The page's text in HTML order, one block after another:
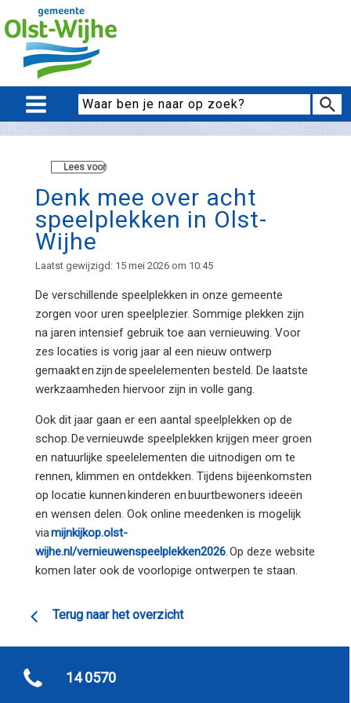
Lees voor
Denk mee over acht
speelplekken in Olst-
Wijhe
Laatst gewijzigd: 15 mei 2026 om 10:45
De verschillende speelplekken in onze gemeente
zorgen voor uren speelplezier. Sommige plekken zijn
na jaren intensief gebruik toe aan vernieuwing. Voor
zes locaties is vorig jaar al een nieuw ontwerp
gemaakt en zijn de speelelementen besteld. De laatste
werkzaamheden hiervoor zijn in volle gang.
Ook dit jaar gaan er een aantal speelplekken op de
schop. De vernieuwde speelplekken krijgen meer groen
en natuurlijke speelelementen die uitnodigen om te
rennen, klimmen en ontdekken. Tijdens bijeenkomsten
op locatie kunnen kinderen en buurtbewoners ideeën
en wensen delen. Ook online meedenken is mogelijk
viamijnkijkop.olst-
wijhe.nl/vernieuwenspeelplekken2026. Op deze website
komen later ook de voorlopige ontwerpen te staan.
Terug naar het overzicht
14 0570